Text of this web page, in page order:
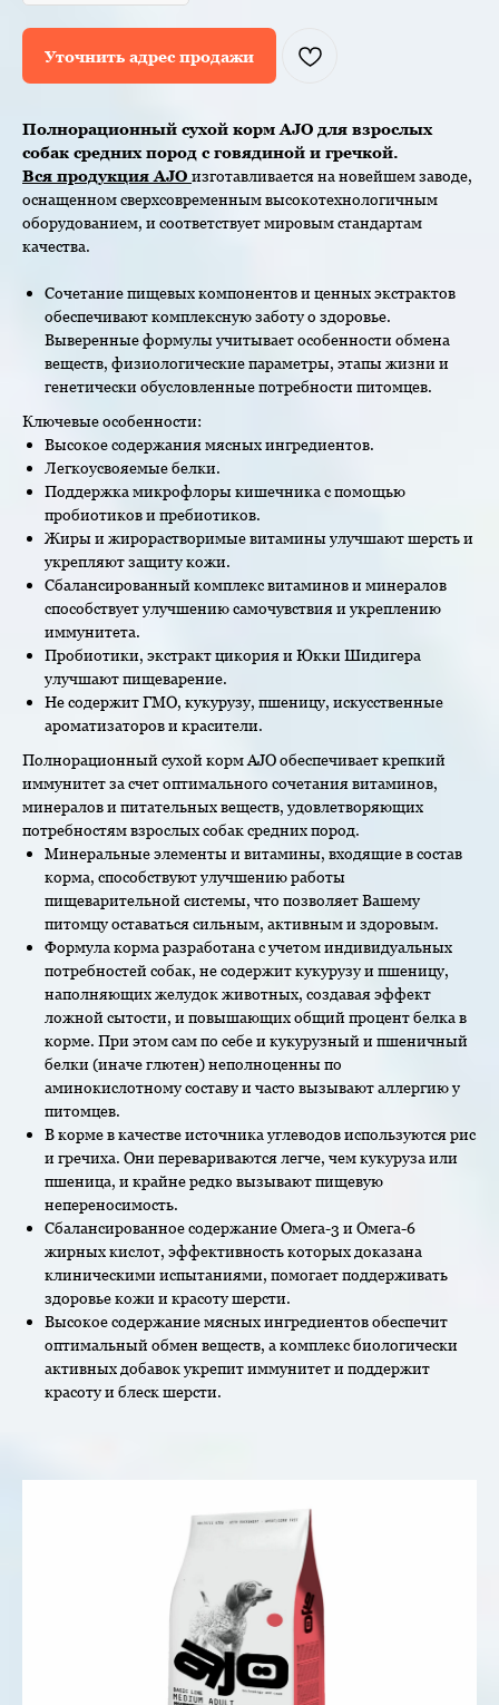
Уточнить адрес продажи
Полнорационный сухой корм AJO для взрослых
собак средних пород с говядиной и гречкой.
Вся продукция AJO изготавливается на новейшем заводе,
оснащенном сверхсовременным высокотехнологичным
оборудованием, и соответствует мировым стандартам
качества.
Сочетание пищевых компонентов и ценных экстрактов
обеспечивают комплексную заботу о здоровье.
Выверенные формулы учитывает особенности обмена
веществ, физиологические параметры, этапы жизни и
генетически обусловленные потребности питомцев.
Ключевые особенности:
Высокое содержания мясных ингредиентов.
Легкоусвояемые белки.
Поддержка микрофлоры кишечника с помощью
пробиотиков и пребиотиков.
Жиры и жирорастворимые витамины улучшают шерсть и
укрепляют защиту кожи.
Сбалансированный комплекс витаминов и минералов
способствует улучшению самочувствия и укреплению
иммунитета.
Пробиотики, экстракт цикория и Юкки Шидигера
улучшают пищеварение.
Не содержит ГМО, кукурузу, пшеницу, искусственные
ароматизаторов и красители.
Полнорационный сухой корм AJO обеспечивает крепкий
иммунитет за счет оптимального сочетания витаминов,
минералов и питательных веществ, удовлетворяющих
потребностям взрослых собак средних пород.
Минеральные элементы и витамины, входящие в состав
корма, способствуют улучшению работы
пищеварительной системы, что позволяет Вашему
питомцу оставаться сильным, активным и здоровым.
Формула корма разработана с учетом индивидуальных
потребностей собак, не содержит кукурузу и пшеницу,
наполняющих желудок животных, создавая эффект
ложной сытости, и повышающих общий процент белка в
корме. При этом сам по себе и кукурузный и пшеничный
белки (иначе глютен) неполноценны по
аминокислотному составу и часто вызывают аллергию у
питомцев.
В корме в качестве источника углеводов используются рис
и гречиха. Они перевариваются легче, чем кукуруза или
пшеница, и крайне редко вызывают пищевую
непереносимость.
Сбалансированное содержание Омега-3 и Омега-6
жирных кислот, эффективность которых доказана
клиническими испытаниями, помогает поддерживать
здоровье кожи и красоту шерсти.
Высокое содержание мясных ингредиентов обеспечит
оптимальный обмен веществ, а комплекс биологически
активных добавок укрепит иммунитет и поддержит
красоту и блеск шерсти.